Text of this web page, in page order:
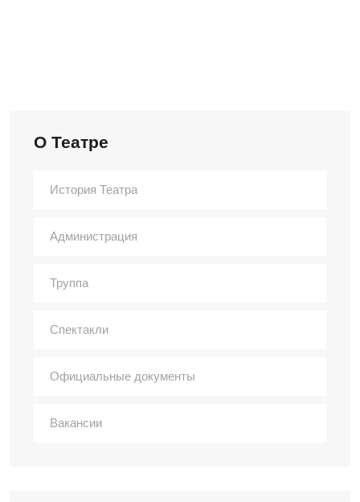
О Театре
История Театра
Администрация
Труппа
Спектакли
Официальные документы
Вакансии